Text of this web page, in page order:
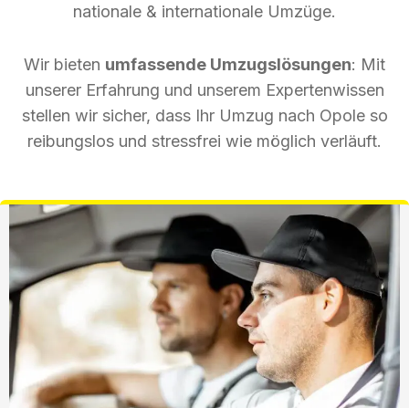
nationale & internationale Umzüge.
Wir bieten umfassende Umzugslösungen: Mit
unserer Erfahrung und unserem Expertenwissen
stellen wir sicher, dass Ihr Umzug nach Opole so
reibungslos und stressfrei wie möglich verläuft.